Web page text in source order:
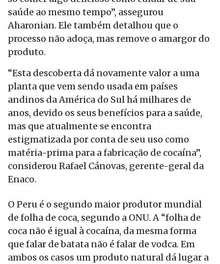
saúde ao mesmo tempo”, assegurou
Aharonian. Ele também detalhou que o
processo não adoça, mas remove o amargor do
produto.
“Esta descoberta dá novamente valor a uma
planta que vem sendo usada em países
andinos da América do Sul há milhares de
anos, devido os seus benefícios para a saúde,
mas que atualmente se encontra
estigmatizada por conta de seu uso como
matéria-prima para a fabricação de cocaína”,
considerou Rafael Cánovas, gerente-geral da
Enaco.
O Peru é o segundo maior produtor mundial
de folha de coca, segundo a ONU. A “folha de
coca não é igual à cocaína, da mesma forma
que falar de batata não é falar de vodca. Em
ambos os casos um produto natural dá lugar a